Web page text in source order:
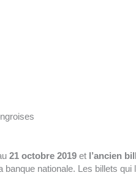
21 octobre 2019 et l’ancien
nationale. Les billets